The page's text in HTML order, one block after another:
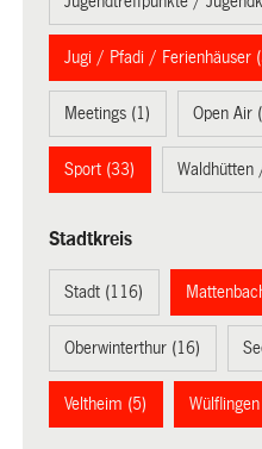
Jugi / Pfadi / Ferienhäuser
Meetings (1) Open Air
Sport (33) Waldhütten
Stadtkreis
Stadt (116)
Oberwinterthur (16)
Veltheim (5)